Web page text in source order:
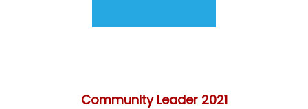
Community Leader 2021